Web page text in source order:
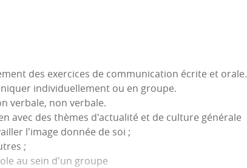
des exercices de communication écrite et orale.
individuellement ou en groupe.
verbale, non verbale.
avec des thèmes d'actualité et de culture générale
l'image donnée de soi ;
;
au sein d'un groupe